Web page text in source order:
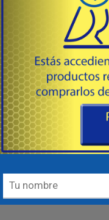
Armería, Tiempo Libre
092 220 107
Lunes a Viernes de